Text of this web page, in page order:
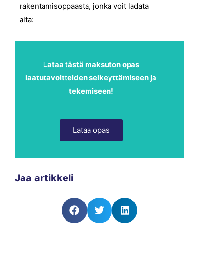
rakentamisoppaasta, jonka voit ladata
alta:
Lataa tästä maksuton opas
laatutavoitteiden selkeyttämiseen ja
tekemiseen!
Lataa opas
Jaa artikkeli